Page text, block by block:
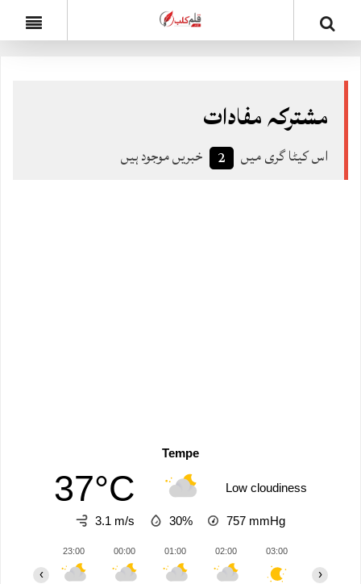
مشترکہ مفادات
اس کیٹا گری میں 2 خبریں موجود ہیں
Tempe
37°C Low cloudiness
3.1 m/s 30% 757 mmHg
23:00 00:00 01:00 02:00 03:00
‹ ›